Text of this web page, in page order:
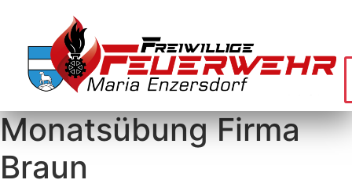
Monatsübung Firma
Braun